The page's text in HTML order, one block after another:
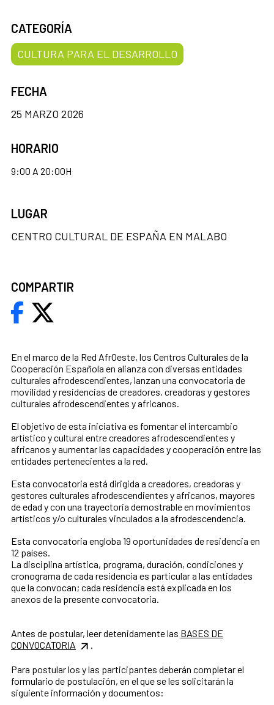
En el marco de la Red AfrOeste, los Centros Culturales de la
Cooperación Española en alianza con diversas entidades
culturales afrodescendientes, lanzan una convocatoria de
movilidad y residencias de creadores, creadoras y gestores
culturales afrodescendientes y africanos.
El objetivo de esta iniciativa es fomentar el intercambio
artístico y cultural entre creadores afrodescendientes y
africanos y aumentar las capacidades y cooperación entre las
entidades pertenecientes a la red.
Esta convocatoria está dirigida a creadores, creadoras y
gestores culturales afrodescendientes y africanos, mayores
de edad y con una trayectoria demostrable en movimientos
artísticos y/o culturales vinculados a la afrodescendencia.
Esta convocatoria engloba 19 oportunidades de residencia en
12 países.
La disciplina artística, programa, duración, condiciones y
cronograma de cada residencia es particular a las entidades
que la convocan; cada residencia está explicada en los
anexos de la presente convocatoria.
Antes de postular, leer detenidamente las BASES DE
CONVOCATORIA
.
Para postular los y las participantes deberán completar el
formulario de postulación, en el que se les solicitarán la
siguiente información y documentos:
CATEGORÍA
CULTURA PARA EL DESARROLLO
FECHA
25 MARZO 2026
HORARIO
9:00 A 20:00H
LUGAR
CENTRO CULTURAL DE ESPAÑA EN MALABO
COMPARTIR